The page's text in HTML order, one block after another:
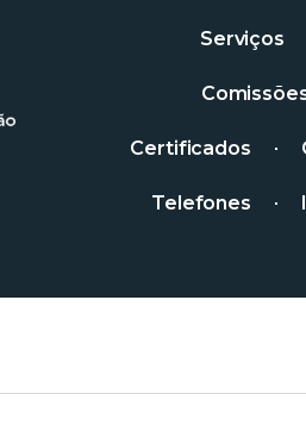
Serviços
Certificados
Telefones